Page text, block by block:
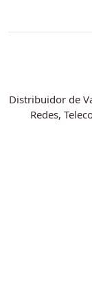
Distribuidor de
Redes,